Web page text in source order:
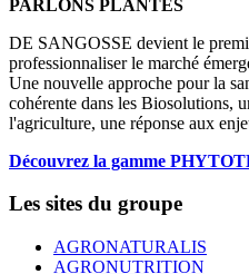
PARLONS PLANTES
DE SANGOSSE devient le
professionnaliser le marché
Une nouvelle approche pour la
cohérente dans les Biosolutions,
l'agriculture, une réponse aux
Découvrez la gamme
Les sites du groupe
AGRONATURALIS
AGRONUTRITION